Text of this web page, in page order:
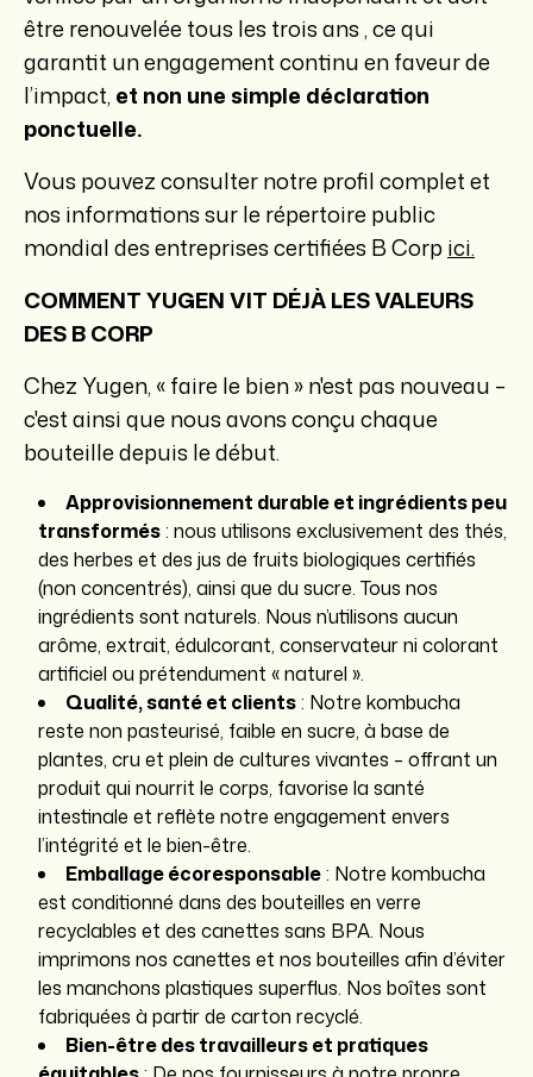
être renouvelée tous les trois ans, ce qui
garantit un engagement continu en faveur de
l’impact, et non une simple déclaration
ponctuelle.
Vous pouvez consulter notre profil complet et
nos informations sur le répertoire public
mondial des entreprises certifiées B Corpici.
COMMENT YUGEN VIT DÉJÀ LES VALEURS
DES B CORP
Chez Yugen, « faire le bien » n'est pas nouveau –
c'est ainsi que nous avons conçu chaque
bouteille depuis le début.
Approvisionnement durable et ingrédients peu
transformés: nous utilisons exclusivement des thés,
des herbes et des jus de fruits biologiques certifiés
(non concentrés), ainsi que du sucre. Tous nos
ingrédients sont naturels. Nous n’utilisons aucun
arôme, extrait, édulcorant, conservateur ni colorant
artificiel ou prétendument « naturel ».
Qualité, santé et clients: Notre kombucha
reste non pasteurisé, faible en sucre, à base de
plantes, cru et plein de cultures vivantes – offrant un
produit qui nourrit le corps, favorise la santé
intestinale et reflète notre engagement envers
l’intégrité et le bien-être.
Emballage écoresponsable: Notre kombucha
est conditionné dans des bouteilles en verre
recyclables et des canettes sans BPA. Nous
imprimons nos canettes et nos bouteilles afin d’éviter
les manchons plastiques superflus. Nos boîtes sont
fabriquées à partir de carton recyclé.
Bien-être des travailleurs et pratiques